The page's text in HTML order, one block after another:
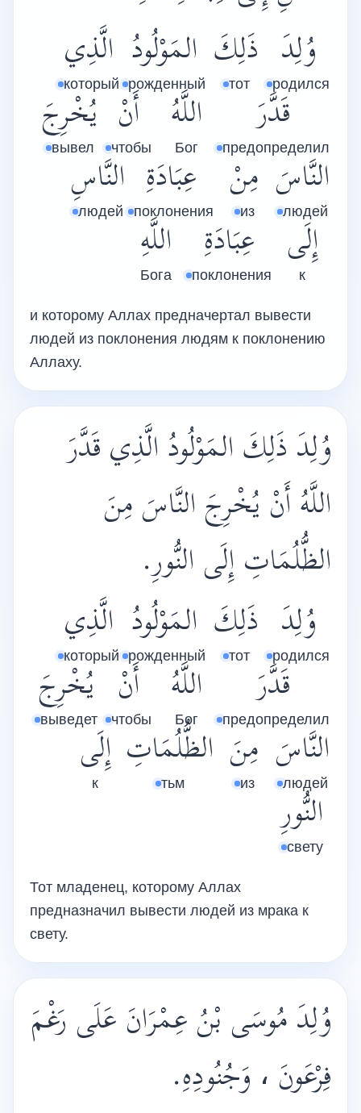
وُلِدَ
родился
ذَلِكَ
тот
المَوْلُودُ
рожденный
الَّذِي
который
قَدَّرَ
предопределил
اللَّهُ
Бог
أَنْ
чтобы
يُخْرِجَ
вывел
النَّاسَ
людей
مِنْ
из
عِبَادَةِ
поклонения
النَّاسِ
людей
إِلَى
к
عِبَادَةِ
поклонения
اللَّهِ
Бога
и которому Аллах предначертал вывести
людей из поклонения людям к поклонению
Аллаху.
وُلِدَ ذَلِكَ المَوْلُودُ الَّذِي قَدَّرَ
اللَّهُ أَنْ يُخْرِجَ النَّاسَ مِنَ
الظُّلُمَاتِ إِلَى النُّورِ.
وُلِدَ
родился
ذَلِكَ
тот
المَوْلُودُ
рожденный
الَّذِي
который
قَدَّرَ
предопределил
اللَّهُ
Бог
أَنْ
чтобы
يُخْرِجَ
выведет
النَّاسَ
людей
مِنَ
из
الظُّلُمَاتِ
тьм
إِلَى
к
النُّورِ
свету
Тот младенец, которому Аллах
предназначил вывести людей из мрака к
свету.
وُلِدَ مُوسَى بْنُ عِمْرَانَ عَلَى رَغْمَ
فِرْعَونَ ، وَجُنُودِهِ.